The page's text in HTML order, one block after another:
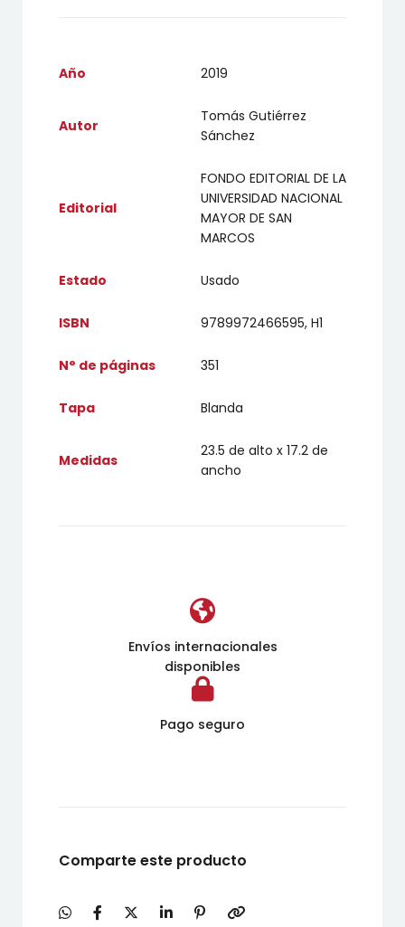
Año 2019
Autor
Tomás Gutiérrez
Sánchez
Editorial
FONDO EDITORIAL DE LA
UNIVERSIDAD NACIONAL
MAYOR DE SAN
MARCOS
Estado Usado
ISBN 9789972466595, H1
N° de páginas 351
Tapa Blanda
Medidas
23.5 de alto x 17.2 de
ancho
Envíos internacionales
disponibles
Pago seguro
Comparte este producto